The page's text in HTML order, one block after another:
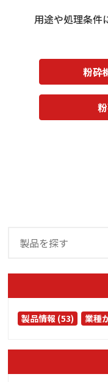
用途や処理条件
粉砕
製品情報 (53) 業種